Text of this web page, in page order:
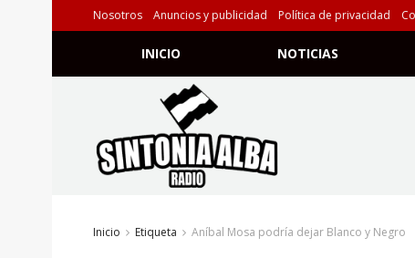
Nosotros Anuncios y publicidad Política de privacidad
INICIO NOTICIAS
Inicio Etiqueta Aníbal Mosa podría dejar Blanco y Negro